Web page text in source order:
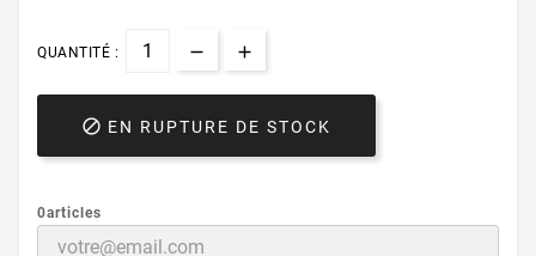
QUANTITÉ :
 EN RUPTURE DE STOCK
0articles